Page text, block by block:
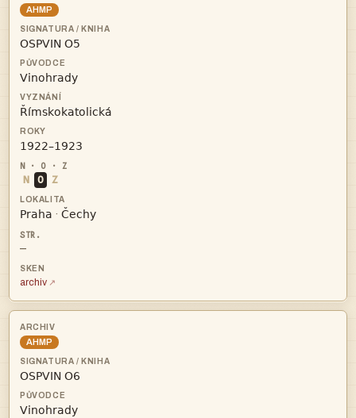
AHMP




N O Z
 · 
—
archiv
AHMP

